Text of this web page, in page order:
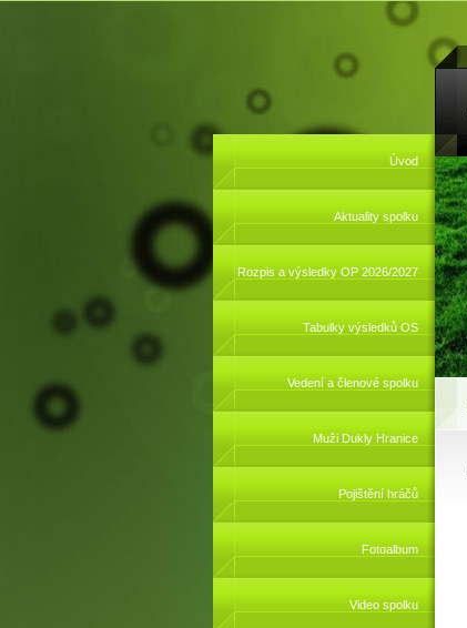
Úvod
Aktuality spolku
Rozpis a výsledky OP 2026/2027
Tabulky výsledků OS
Vedení a členové spolku
Muži Dukly Hranice
Pojištění hráčů
Fotoalbum
Video spolku